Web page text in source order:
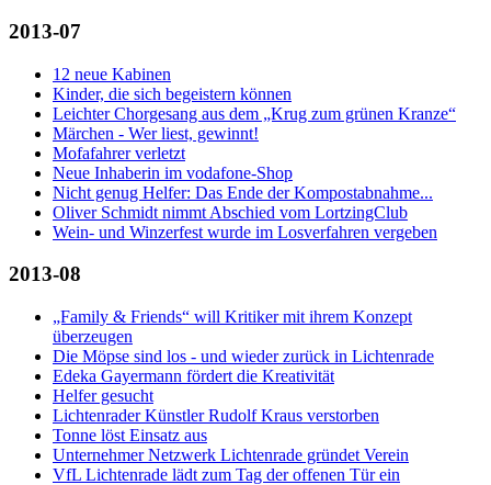
2013-07
12 neue Kabinen
Kinder, die sich begeistern können
Leichter Chorgesang aus dem „Krug zum grünen Kranze“
Märchen - Wer liest, gewinnt!
Mofafahrer verletzt
Neue Inhaberin im vodafone-Shop
Nicht genug Helfer: Das Ende der Kompostabnahme...
Oliver Schmidt nimmt Abschied vom LortzingClub
Wein- und Winzerfest wurde im Losverfahren vergeben
2013-08
„Family & Friends“ will Kritiker mit ihrem Konzept
überzeugen
Die Möpse sind los - und wieder zurück in Lichtenrade
Edeka Gayermann fördert die Kreativität
Helfer gesucht
Lichtenrader Künstler Rudolf Kraus verstorben
Tonne löst Einsatz aus
Unternehmer Netzwerk Lichtenrade gründet Verein
VfL Lichtenrade lädt zum Tag der offenen Tür ein